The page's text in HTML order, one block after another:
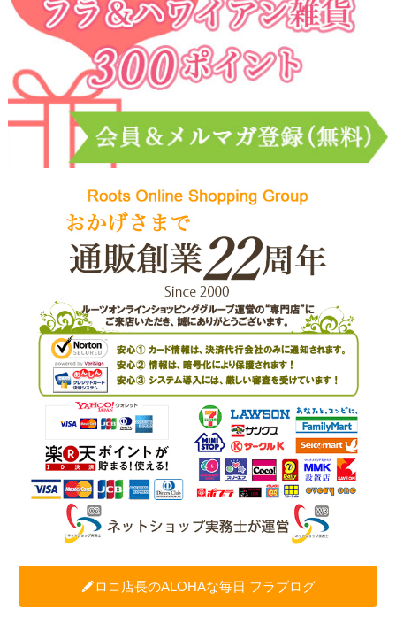
ロコ店長のALOHAな毎日 フラブログ